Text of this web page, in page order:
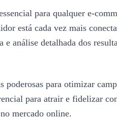
para qualquer e-
está cada vez mais
análise detalhada dos
para otimizar
para atrair e fidelizar
mercado online.